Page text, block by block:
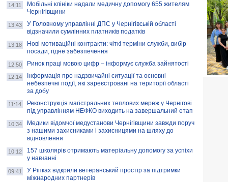
14:11
Мобільні клініки надали медичну допомогу 655 жителям
Чернігівщини
13:43
У Головному управлінні ДПС у Чернігівській області
відзначили сумлінних платників податків
13:18
Нові мотиваційні контракти: чіткі терміни служби, вибір
посади, гідне забезпечення
12:50 Ринок праці мовою цифр – інформує служба зайнятості
12:14
Інформація про надзвичайні ситуації та основні
небезпечні події, які зареєстровані на території області
за добу
11:14
Реконструкція магістральних теплових мереж у Чернігові
під управлінням НЕФКО виходить на завершальний етап
10:34
Медики відомчої медустанови Чернігівщини завжди поруч
з нашими захисниками і захисницями на шляху до
відновлення
10:12
157 школярів отримають матеріальну допомогу за успіхи
у навчанні
09:41
У Ріпках відкрили ветеранський простір за підтримки
міжнародних партнерів